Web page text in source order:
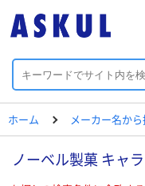
ホーム メーカー名から
ノーベル製菓 キャ